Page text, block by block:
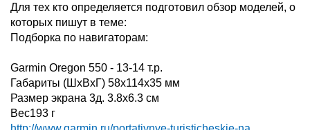
Для тех кто определяется подготовил обзор моделей, о
которых пишут в теме:
Подборка по навигаторам:
Garmin Oregon 550 - 13-14 т.р.
Габариты (ШхВхГ) 58x114x35 мм
Размер экрана 3д. 3.8x6.3 см
Вес193 г